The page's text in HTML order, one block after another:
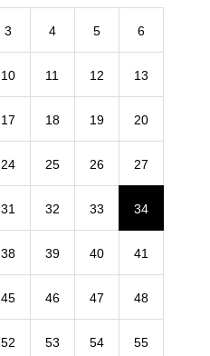
3 4 5 6
10 11 12 13
17 18 19 20
24 25 26 27
31 32 33 34
38 39 40 41
45 46 47 48
52 53 54 55